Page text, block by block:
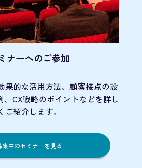
ナーへのご参加
果的な活用方法、顧客接点の設
、CX戦略のポイントなどを詳し
ご紹介します。
集中のセミナーを見る